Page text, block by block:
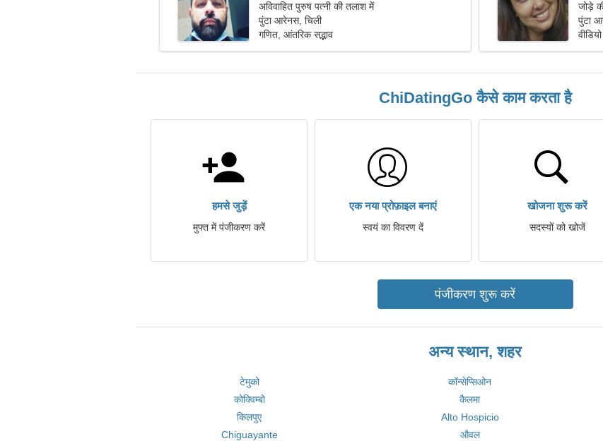
अविवाहित पुरुष पत्नी की तलाश में
पुंटा आरेनस, चिली
गणित, आंतरिक सद्भाव
जोड़े
पुंटा
ChiDatingGo कैसे काम करता है
हमसे जुड़ें
मुफ्त में पंजीकरण करें
एक नया प्रोफ़ाइल बनाएं
स्वयं का विवरण दें
खोजना शुरू करें
सदस्यों को खोजें
पंजीकरण शुरू करें
अन्य स्थान, शहर
टेमुको कॉन्सेप्सिओन
कोक्विम्बो
कैलमा
किलपुए
Alto Hospicio
Chiguayante
औवल